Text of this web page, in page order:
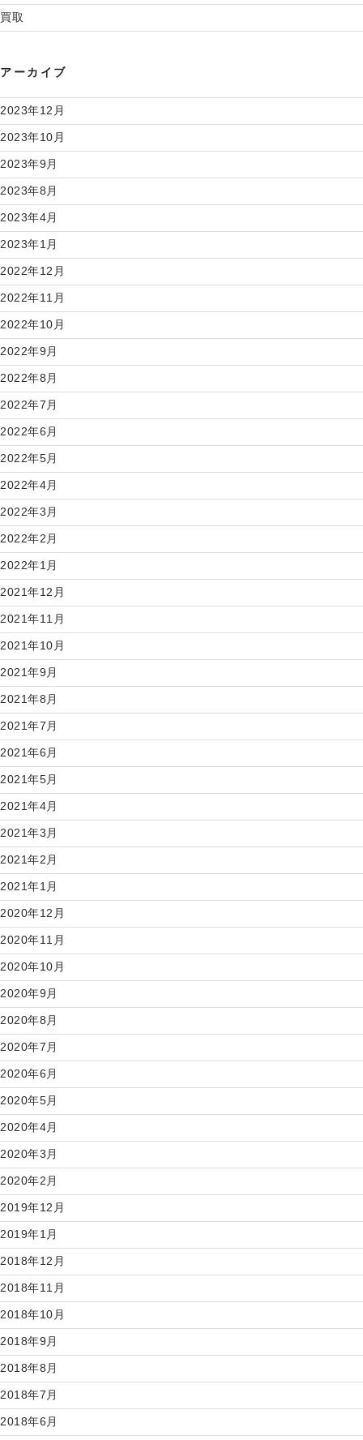
買取
アーカイブ
2023年12月
2023年10月
2023年9月
2023年8月
2023年4月
2023年1月
2022年12月
2022年11月
2022年10月
2022年9月
2022年8月
2022年7月
2022年6月
2022年5月
2022年4月
2022年3月
2022年2月
2022年1月
2021年12月
2021年11月
2021年10月
2021年9月
2021年8月
2021年7月
2021年6月
2021年5月
2021年4月
2021年3月
2021年2月
2021年1月
2020年12月
2020年11月
2020年10月
2020年9月
2020年8月
2020年7月
2020年6月
2020年5月
2020年4月
2020年3月
2020年2月
2019年12月
2019年1月
2018年12月
2018年11月
2018年10月
2018年9月
2018年8月
2018年7月
2018年6月